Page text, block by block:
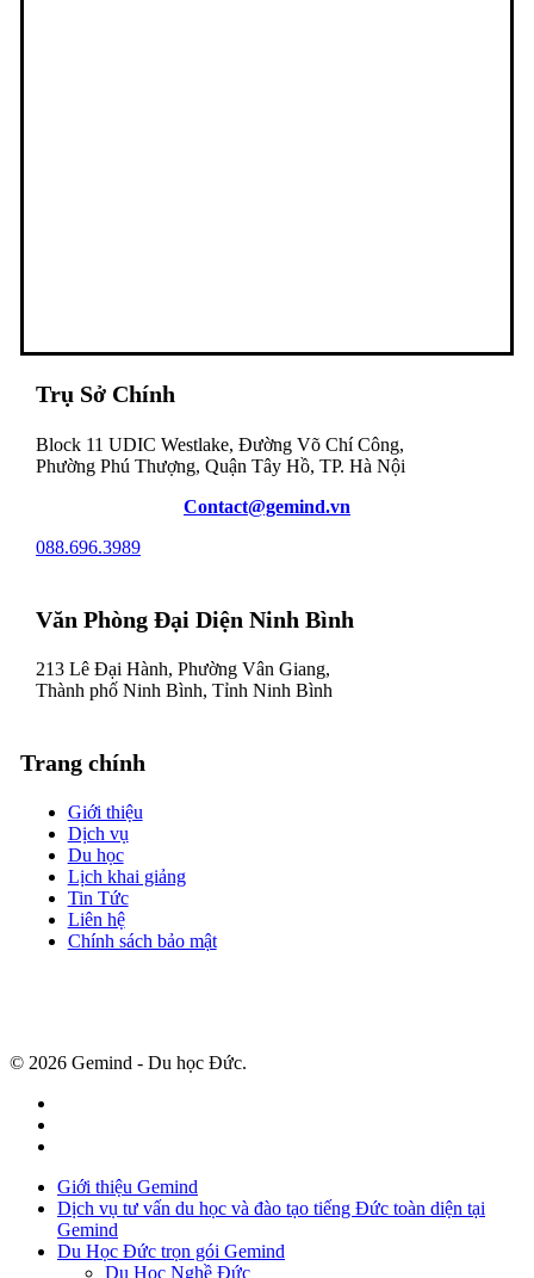
Trụ Sở Chính
Block 11 UDIC Westlake, Đường Võ Chí Công,
Phường Phú Thượng, Quận Tây Hồ, TP. Hà Nội
Contact@gemind.vn
088.696.3989
Văn Phòng Đại Diện Ninh Bình
213 Lê Đại Hành, Phường Vân Giang,
Thành phố Ninh Bình, Tỉnh Ninh Bình
Trang chính
Giới thiệu
Dịch vụ
Du học
Lịch khai giảng
Tin Tức
Liên hệ
Chính sách bảo mật
© 2026 Gemind - Du học Đức.
Close
Menu
Giới thiệu Gemind
Dịch vụ tư vấn du học và đào tạo tiếng Đức toàn diện tại
Gemind
Du Học Đức trọn gói Gemind
Du Học Nghề Đức